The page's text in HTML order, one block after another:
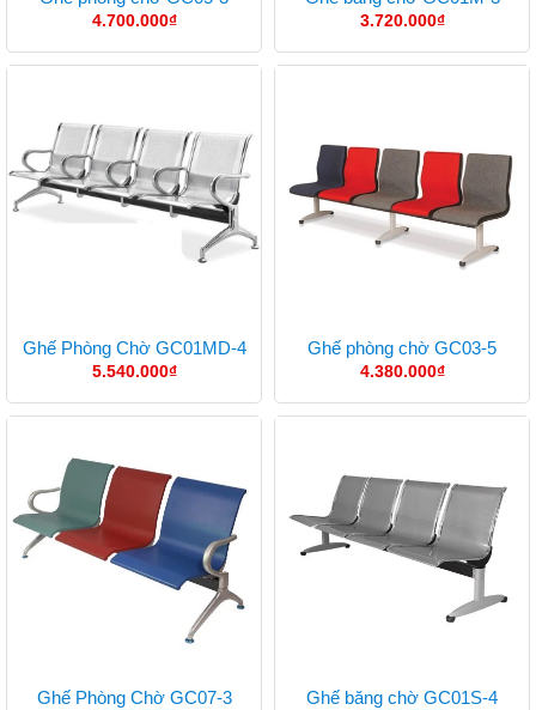
4.700.000₫ 3.720.000₫
Ghế Phòng Chờ GC01MD-4
5.540.000₫
Ghế phòng chờ GC03-5
4.380.000₫
Ghế Phòng Chờ GC07-3 Ghế băng chờ GC01S-4